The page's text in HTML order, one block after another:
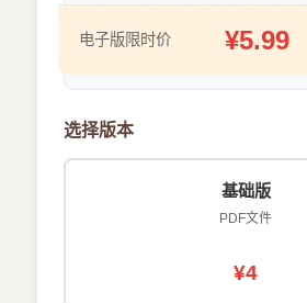
电子版限时价 ¥5.99
选择版本
基础版
PDF文件
¥4